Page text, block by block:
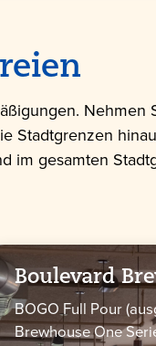
Nehmen
Stadtgrenzen
im gesamten
Boulevard
BOGO Full Pour
Brewhouse One